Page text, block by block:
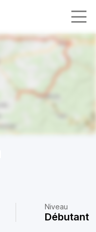
Niveau
Débutant